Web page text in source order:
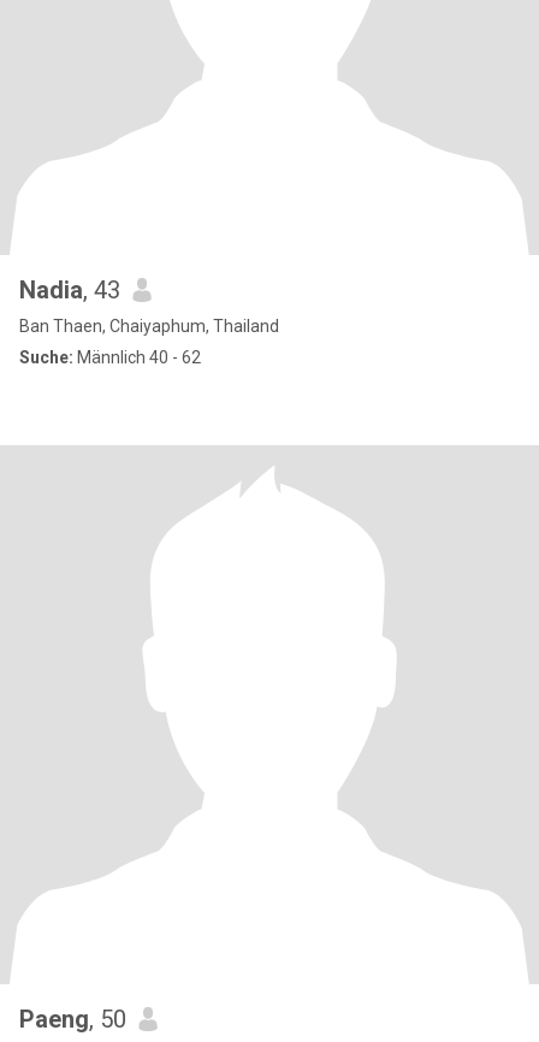
Nadia, 43
Ban Thaen, Chaiyaphum, Thailand
Suche: Männlich 40 - 62
Paeng, 50